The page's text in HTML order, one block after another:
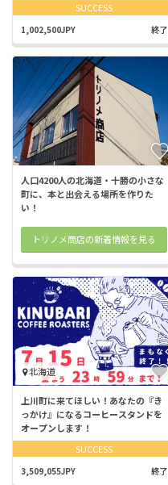
SUCCESS
1,002,500JPY 終了
人口4200人の北海道・十勝の小さな
町に、本と出会える場所を作りた
い！
トリノメ商店の新着情報を見る
北海道
上川町に来てほしい！あなたの『き
っかけ』になるコーヒースタンドを
オープンします！
SUCCESS
3,509,055JPY 終了